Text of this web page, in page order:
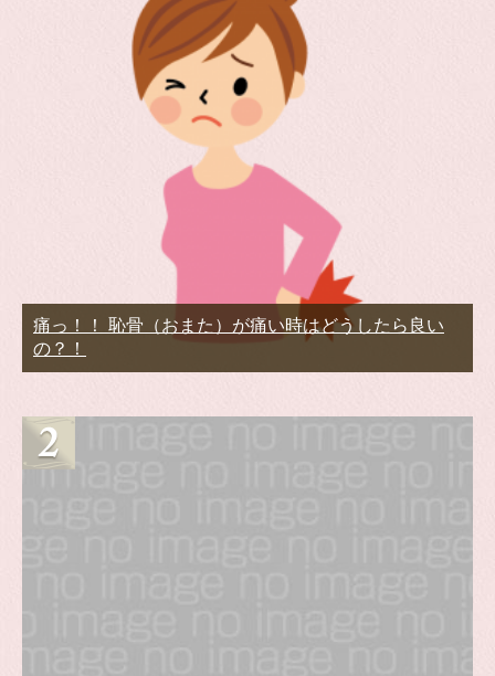
痛っ！！ 恥骨（おまた）が痛い時はどうしたら良い
の？！